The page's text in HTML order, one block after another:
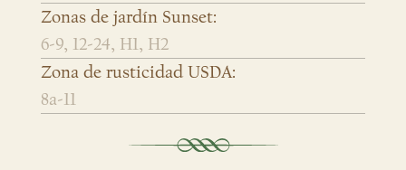
Zonas de jardín Sunset:
6-9, 12-24, H1, H2
Zona de rusticidad USDA:
8a-11